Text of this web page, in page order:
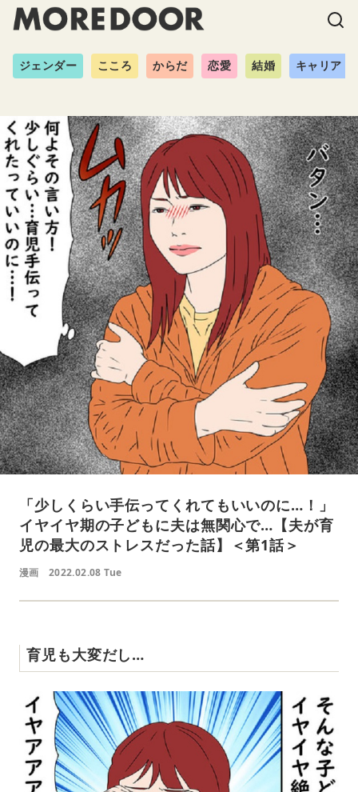
ジェンダー こころ からだ 恋愛 結婚 キャリア
「少しくらい手伝ってくれてもいいのに…！」
イヤイヤ期の子どもに夫は無関心で…【夫が育
児の最大のストレスだった話】＜第1話＞
漫画 2022.02.08 Tue
育児も大変だし…